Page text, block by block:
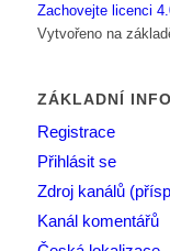
Zachovejte licenci
Vytvořeno na
ZÁKLADNÍ
Registrace
Přihlásit se
Zdroj kanálů
Kanál komentářů